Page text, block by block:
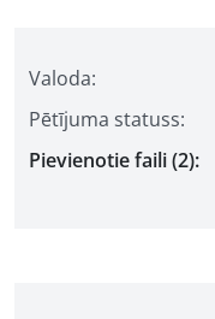
Valoda:
Pētījuma statuss:
Pievienotie faili (2):